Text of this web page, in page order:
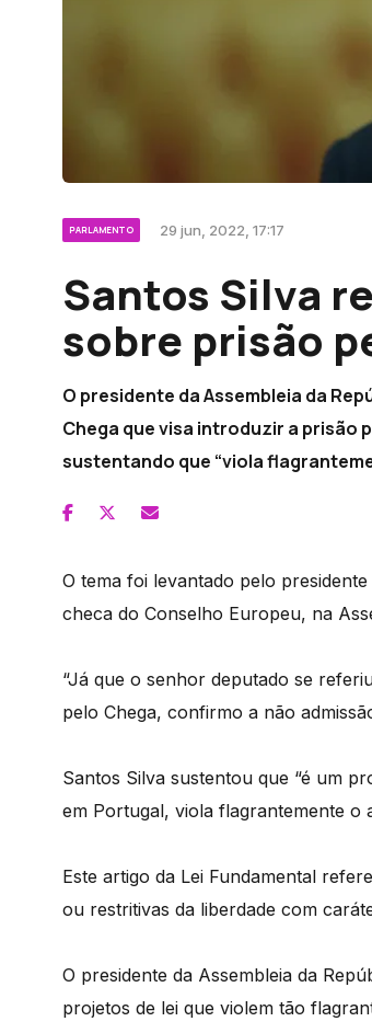
PARLAMENTO 29 jun, 2022, 17:17
Santos Silva
sobre prisão
O presidente da Assembleia da
Chega que visa introduzir a prisão
sustentando que “viola
O tema foi levantado pelo
checa do Conselho Europeu, na
“Já que o senhor deputado se
pelo Chega, confirmo a não
Santos Silva sustentou que “é um
em Portugal, viola flagrantemente o
Este artigo da Lei Fundamental
ou restritivas da liberdade com
O presidente da Assembleia da
projetos de lei que violem tão